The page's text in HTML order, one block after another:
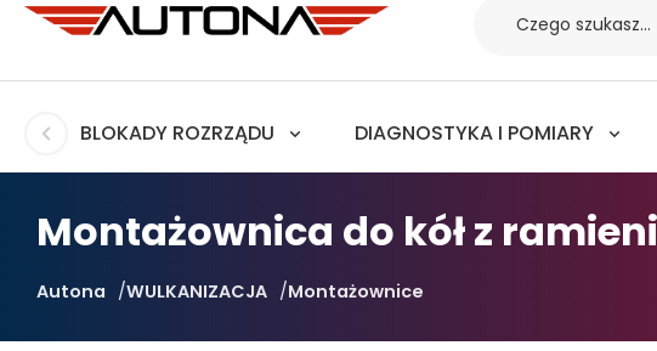
BLOKADY ROZRZĄDU DIAGNOSTYKA I POMIARY
Montażownica do kół z
Autona WULKANIZACJA Montażownice